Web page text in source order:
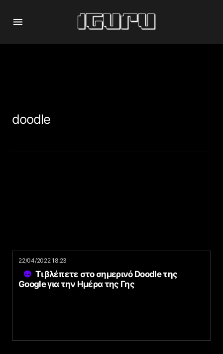
doodle
22/04/2022 18:23
Τι βλέπετε στο σημερινό Doodle της
Google για την Ημέρα της Γης